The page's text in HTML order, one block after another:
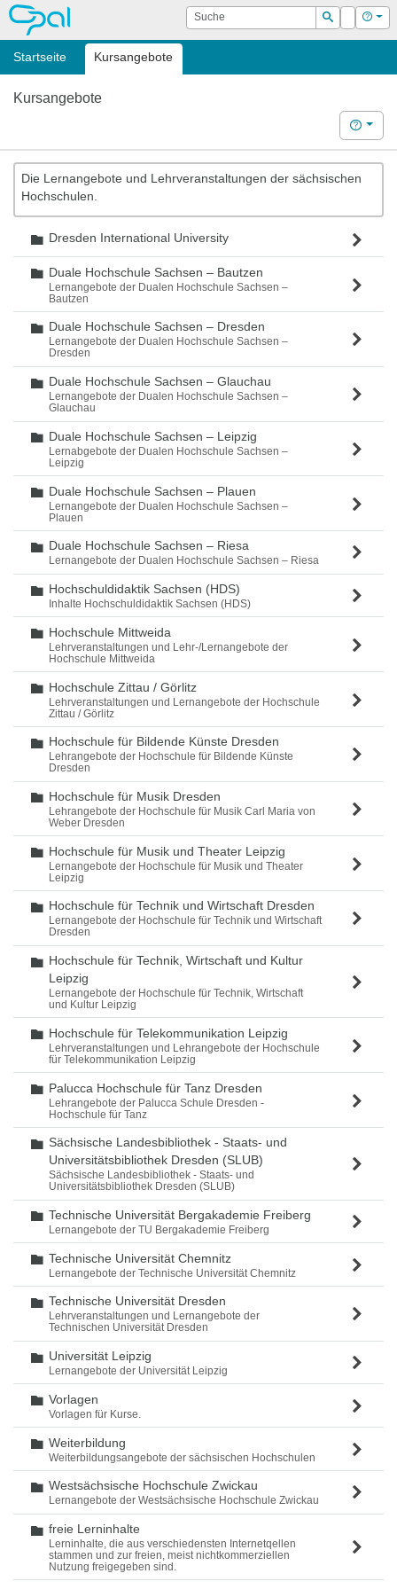
OPAL Suche
Suchen
Login Hilfe
Startseite Kursangebote
Kursangebote
Hilfe
Die Lernangebote und Lehrveranstaltungen der sächsischen
Hochschulen.
Ordner
Dresden International University
Ordner
Duale Hochschule Sachsen – Bautzen
Lernangebote der Dualen Hochschule Sachsen –
Bautzen
Ordner
Duale Hochschule Sachsen – Dresden
Lernangebote der Dualen Hochschule Sachsen –
Dresden
Ordner
Duale Hochschule Sachsen – Glauchau
Lernangebote der Dualen Hochschule Sachsen –
Glauchau
Ordner
Duale Hochschule Sachsen – Leipzig
Lernabgebote der Dualen Hochschule Sachsen –
Leipzig
Ordner
Duale Hochschule Sachsen – Plauen
Lernangebote der Dualen Hochschule Sachsen –
Plauen
Ordner
Duale Hochschule Sachsen – Riesa
Lernangebote der Dualen Hochschule Sachsen – Riesa
Ordner
Hochschuldidaktik Sachsen (HDS)
Inhalte Hochschuldidaktik Sachsen (HDS)
Ordner
Hochschule Mittweida
Lehrveranstaltungen und Lehr-/Lernangebote der
Hochschule Mittweida
Ordner
Hochschule Zittau / Görlitz
Lehrveranstaltungen und Lernangebote der Hochschule
Zittau / Görlitz
Ordner
Hochschule für Bildende Künste Dresden
Lehrangebote der Hochschule für Bildende Künste
Dresden
Ordner
Hochschule für Musik Dresden
Lehrangebote der Hochschule für Musik Carl Maria von
Weber Dresden
Ordner
Hochschule für Musik und Theater Leipzig
Lernangebote der Hochschule für Musik und Theater
Leipzig
Ordner
Hochschule für Technik und Wirtschaft Dresden
Lernangebote der Hochschule für Technik und Wirtschaft
Dresden
Ordner
Hochschule für Technik, Wirtschaft und Kultur
Leipzig
Lernangebote der Hochschule für Technik, Wirtschaft
und Kultur Leipzig
Ordner
Hochschule für Telekommunikation Leipzig
Lehrveranstaltungen und Lehrangebote der Hochschule
für Telekommunikation Leipzig
Ordner
Palucca Hochschule für Tanz Dresden
Lehrangebote der Palucca Schule Dresden -
Hochschule für Tanz
Ordner
Sächsische Landesbibliothek - Staats- und
Universitätsbibliothek Dresden (SLUB)
Sächsische Landesbibliothek - Staats- und
Universitätsbibliothek Dresden (SLUB)
Ordner
Technische Universität Bergakademie Freiberg
Lernangebote der TU Bergakademie Freiberg
Ordner
Technische Universität Chemnitz
Lernangebote der Technische Universität Chemnitz
Ordner
Technische Universität Dresden
Lehrveranstaltungen und Lernangebote der
Technischen Universität Dresden
Ordner
Universität Leipzig
Lernangebote der Universität Leipzig
Ordner
Vorlagen
Vorlagen für Kurse.
Ordner
Weiterbildung
Weiterbildungsangebote der sächsischen Hochschulen
Ordner
Westsächsische Hochschule Zwickau
Lernangebote der Westsächsische Hochschule Zwickau
Ordner
freie Lerninhalte
Lerninhalte, die aus verschiedensten Internetqellen
stammen und zur freien, meist nichtkommerziellen
Nutzung freigegeben sind.